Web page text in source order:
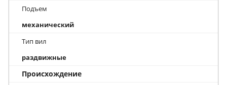
Подъем
механический
Тип вил
раздвижные
Происхождение